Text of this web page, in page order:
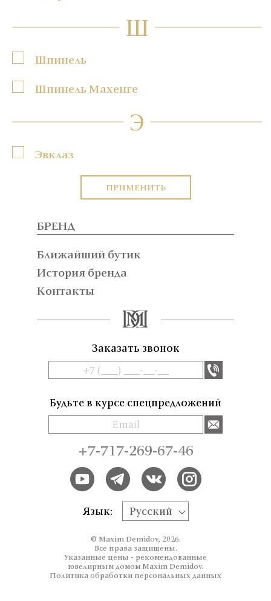
Ш
Шпинель
Шпинель Махенге
Э
Эвклаз
ПРИМЕНИТЬ
БРЕНД
Ближайший бутик
История бренда
Контакты
Заказать звонок
Будьте в курсе спецпредложений
+7-717-269-67-46
Язык: Русский
© Maxim Demidov, 2026.
Все права защищены.
Указанные цены - рекомендованные
ювелирным домом Maxim Demidov.
Политика обработки персональных данных